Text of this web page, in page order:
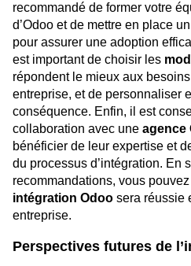
recommandé de former votre
d’Odoo et de mettre en place
pour assurer une adoption
est important de choisir les
répondent le mieux aux
entreprise, et de personnaliser
conséquence. Enfin, il est
collaboration avec une agence
bénéficier de leur expertise et
du processus d’intégration. En
recommandations, vous
intégration Odoo sera réussie
entreprise.
Perspectives futures de